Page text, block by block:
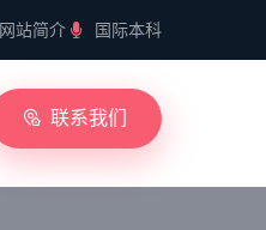
网站简介 国际本科
联系我们